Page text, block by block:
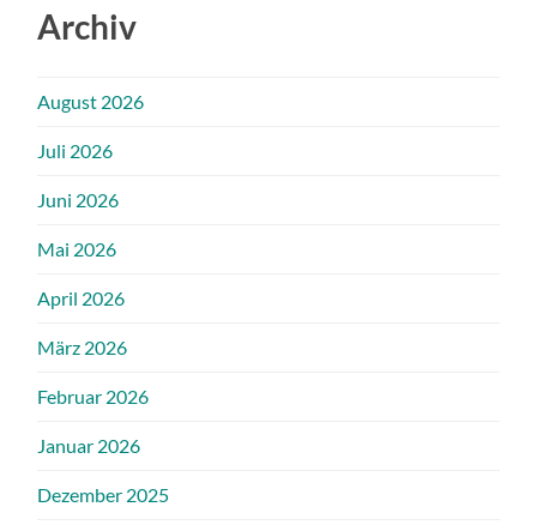
Archiv
August 2026
Juli 2026
Juni 2026
Mai 2026
April 2026
März 2026
Februar 2026
Januar 2026
Dezember 2025